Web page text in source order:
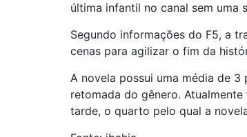
última infantil no canal sem uma
Segundo informações do F5, a
cenas para agilizar o fim da
A novela possui uma média de
retomada do gênero.
tarde, o quarto pelo qual a